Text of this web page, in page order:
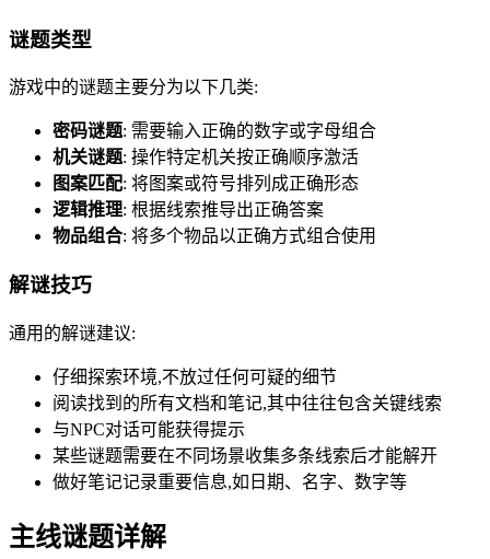
谜题类型
游戏中的谜题主要分为以下几类:
密码谜题: 需要输入正确的数字或字母组合
机关谜题: 操作特定机关按正确顺序激活
图案匹配: 将图案或符号排列成正确形态
逻辑推理: 根据线索推导出正确答案
物品组合: 将多个物品以正确方式组合使用
解谜技巧
通用的解谜建议:
仔细探索环境,不放过任何可疑的细节
阅读找到的所有文档和笔记,其中往往包含关键线索
与NPC对话可能获得提示
某些谜题需要在不同场景收集多条线索后才能解开
做好笔记记录重要信息,如日期、名字、数字等
主线谜题详解